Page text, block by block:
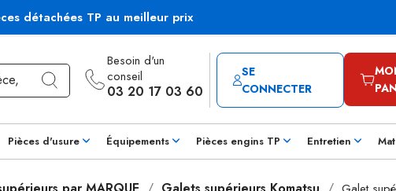
détachées TP au meilleur prix
Besoin d'un
conseil
03 20 17 03 60
SE
CONNECTER
Pièces d'usure Équipements Pièces engins TP Entretien